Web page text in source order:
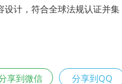
计，符合全球法规认证并集
享到微信 分享到QQ